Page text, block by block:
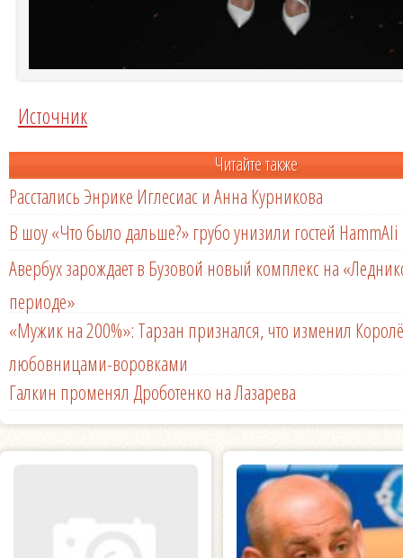
Источник
Читайте также
Расстались Энрике Иглесиас и Анна Курникова
В шоу «Что было дальше?» грубо унизили гостей HammAli
Авербух зарождает в Бузовой новый комплекс на
периоде»
«Мужик на 200%»: Тарзан признался, что изменил
любовницами-воровками
Галкин променял Дроботенко на Лазарева